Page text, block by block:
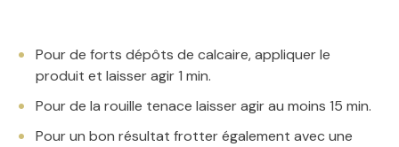
Pour de forts dépôts de calcaire, appliquer le
produit et laisser agir 1 min.
Pour de la rouille tenace laisser agir au moins 15 min.
Pour un bon résultat frotter également avec une